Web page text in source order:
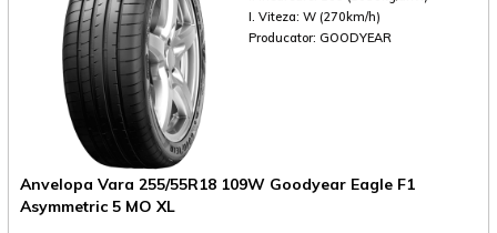
I. Viteza: W (270km/h)
Producator: GOODYEAR
Anvelopa Vara 255/55R18 109W Goodyear Eagle F1
Asymmetric 5 MO XL